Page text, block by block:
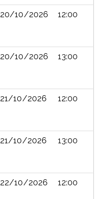
20/10/2026 12:00
20/10/2026 13:00
21/10/2026 12:00
21/10/2026 13:00
22/10/2026 12:00